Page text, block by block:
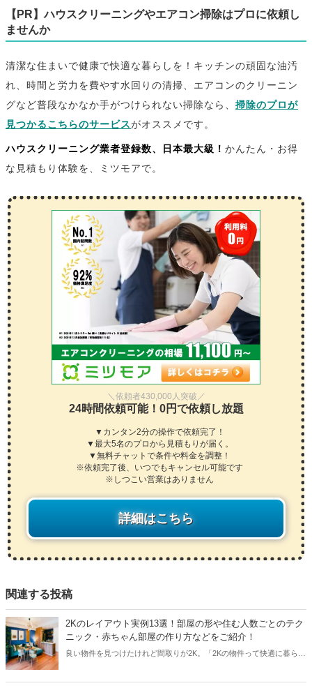
【PR】ハウスクリーニングやエアコン掃除はプロに依頼し
ませんか
清潔な住まいで健康で快適な暮らしを！キッチンの頑固な油汚
れ、時間と労力を費やす水回りの清掃、エアコンのクリーニン
グなど普段なかなか手がつけられない掃除なら、 掃除のプロが
見つかるこちらのサービスがオススメです。
ハウスクリーニング業者登録数、日本最大級！ かんたん・お得
な見積もり体験を、ミツモアで。
＼依頼者430,000人突破／
24時間依頼可能！0円で依頼し放題
▼カンタン2分の操作で依頼完了！
▼最大5名のプロから見積もりが届く。
▼無料チャットで条件や料金を調整！
※依頼完了後、いつでもキャンセル可能です
※しつこい営業はありません
詳細はこちら
関連する投稿
2Kのレイアウト実例13選！部屋の形や住む人数ごとのテク
ニック・赤ちゃん部屋の作り方などをご紹介！
良い物件を見つけたけれど間取りが2K。「2Kの物件って快適に暮らせ